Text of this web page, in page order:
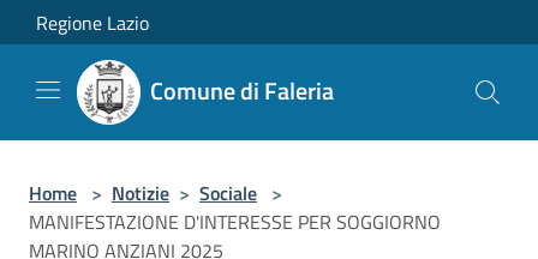
Salta al contenuto principale
Regione Lazio
Comune di Faleria
Home > Notizie > Sociale >
MANIFESTAZIONE D'INTERESSE PER SOGGIORNO
MARINO ANZIANI 2025